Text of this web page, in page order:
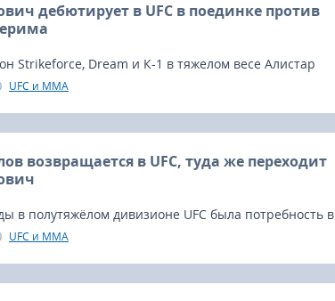
дебютирует в UFC в поединке против
Strikeforce, Dream и К-1 в тяжелом весе Алистар
скоро вернуться в Октагон.
UFC и MMA
возвращается в UFC, туда же переходит
в полутяжёлом дивизионе UFC была потребность в
выйти на чемпионский бой.
UFC и MMA